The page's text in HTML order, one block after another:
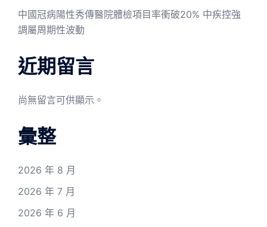
中國冠病陽性秀傳醫院體檢項目率衝破20% 中疾控強
調屬周期性波動
近期留言
尚無留言可供顯示。
彙整
2026 年 8 月
2026 年 7 月
2026 年 6 月